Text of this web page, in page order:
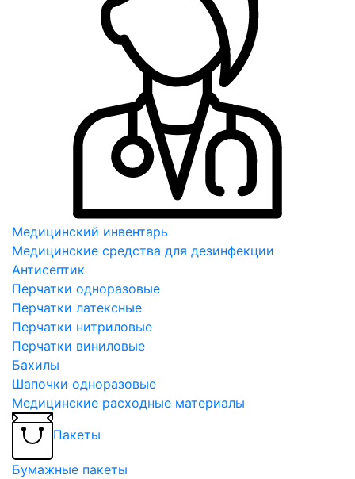
Медицинский инвентарь
Медицинские средства для дезинфекции
Антисептик
Перчатки одноразовые
Перчатки латексные
Перчатки нитриловые
Перчатки виниловые
Бахилы
Шапочки одноразовые
Медицинские расходные материалы
Пакеты
Бумажные пакеты